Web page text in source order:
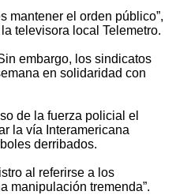
mantener el orden público”,
televisora local Telemetro.
embargo, los sindicatos
en solidaridad con
de la fuerza policial el
la vía Interamericana
derribados.
al referirse a los
manipulación tremenda”.